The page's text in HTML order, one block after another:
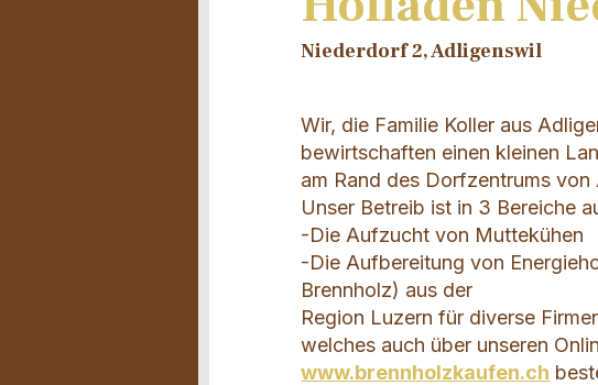
Niederdorf 2, Adligenswil
Wir, die Familie Koller aus
bewirtschaften einen kleinen
am Rand des Dorfzentrums von
Unser Betreib ist in 3 Bereiche
-Die Aufzucht von Muttekühen
-Die Aufbereitung von
Brennholz) aus der
Region Luzern für diverse
welches auch über unseren
www.brennholzkaufen.ch